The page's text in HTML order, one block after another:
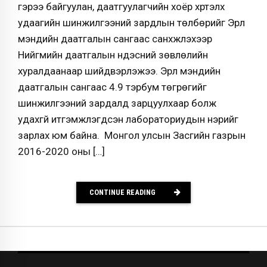
гэрээ байгуулан, даатгуулагчийн хоёр хүртэлх
удаагийн шинжилгээний зардлын төлбөрийг Эрүүл
мэндийн даатгалын сангаас санхүүжүүлэхээр
Нийгмийн даатгалын үндэсний зөвлөлийн
хуралдаанаар шийдвэрлэжээ. Эрүүл мэндийн
даатгалын сангаас 4.9 тэрбум төгрөгийг
шинжилгээний зардалд зарцуулхаар болж
удахгүй итгэмжлэгдсэн лабораториудын нэрийг
зарлах юм байна. Монгол улсын Засгийн газрын
2016-2020 оны […]
CONTINUE READING